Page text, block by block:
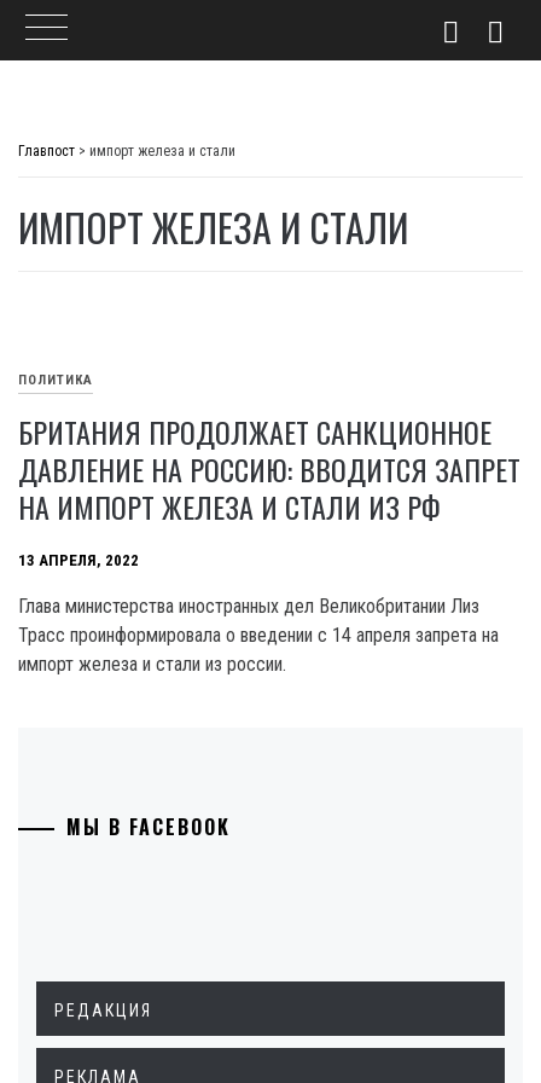
Главпост > импорт железа и стали
ИМПОРТ ЖЕЛЕЗА И СТАЛИ
ПОЛИТИКА
БРИТАНИЯ ПРОДОЛЖАЕТ САНКЦИОННОЕ
ДАВЛЕНИЕ НА РОССИЮ: ВВОДИТСЯ ЗАПРЕТ
НА ИМПОРТ ЖЕЛЕЗА И СТАЛИ ИЗ РФ
13 АПРЕЛЯ, 2022
Глава министерства иностранных дел Великобритании Лиз
Трасс проинформировала о введении с 14 апреля запрета на
импорт железа и стали из россии.
МЫ В FACEBOOK
РЕДАКЦИЯ
РЕКЛАМА